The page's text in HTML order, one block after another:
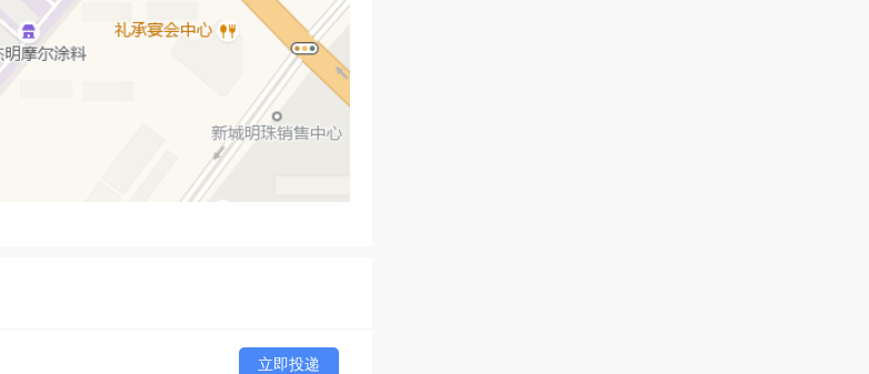
立即投递